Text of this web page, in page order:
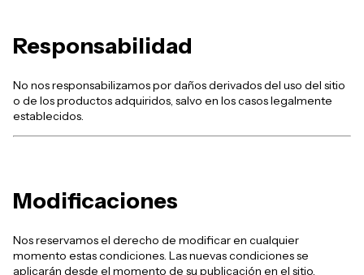
Responsabilidad
No nos responsabilizamos por daños derivados del uso del sitio
o de los productos adquiridos, salvo en los casos legalmente
establecidos.
Modificaciones
Nos reservamos el derecho de modificar en cualquier
momento estas condiciones. Las nuevas condiciones se
aplicarán desde el momento de su publicación en el sitio.